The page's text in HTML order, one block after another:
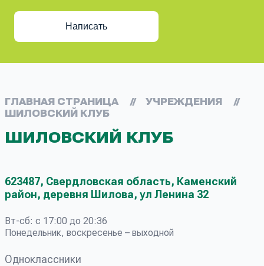
Написать
ГЛАВНАЯ СТРАНИЦА // УЧРЕЖДЕНИЯ
//
ШИЛОВСКИЙ КЛУБ
ШИЛОВСКИЙ КЛУБ
623487, Свердловская область, Каменский
район, деревня Шилова, ул Ленина 32
Вт-сб: с 17:00 до 20:36
Понедельник, воскресенье – выходной
Одноклассники